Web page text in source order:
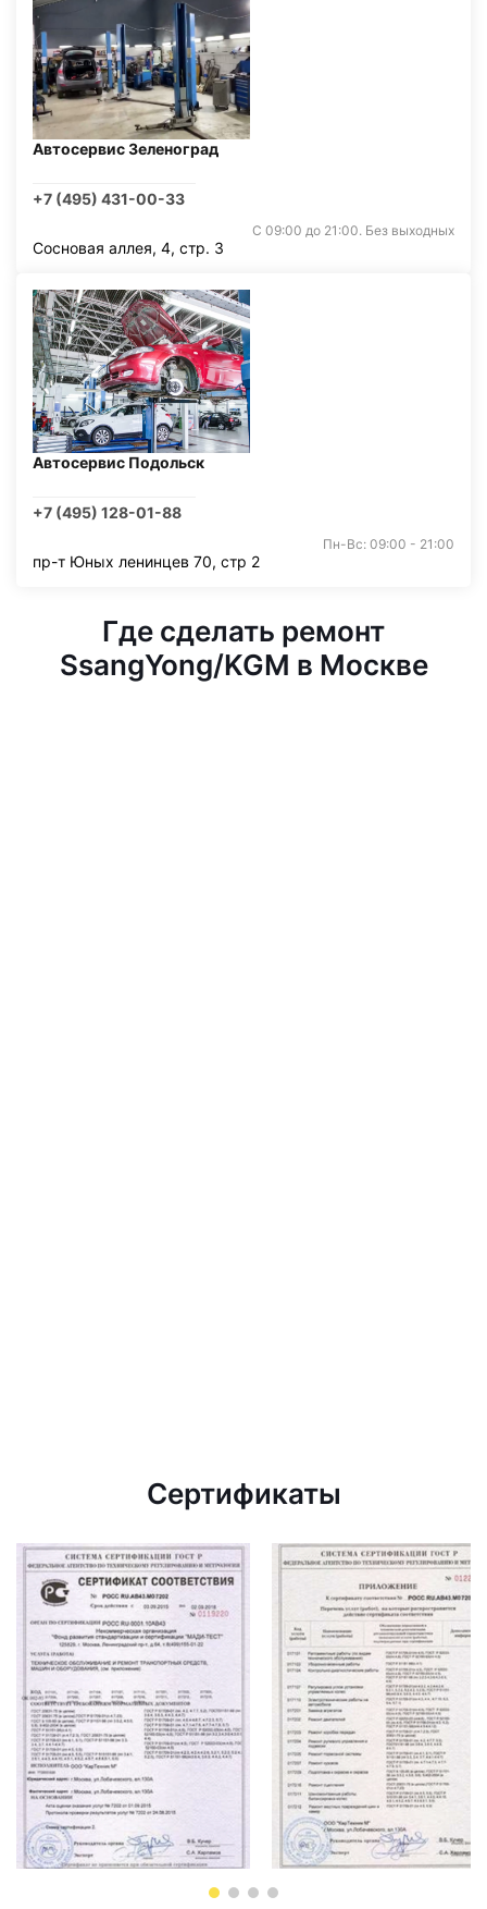
Автосервис Зеленоград
+7 (495) 431-00-33
С 09:00 до 21:00. Без выходных
Сосновая аллея, 4, стр. 3
Автосервис Подольск
+7 (495) 128-01-88
Пн-Вс: 09:00 - 21:00
пр-т Юных ленинцев 70, стр 2
Где сделать ремонт
SsangYong/KGM в Москве
Сертификаты